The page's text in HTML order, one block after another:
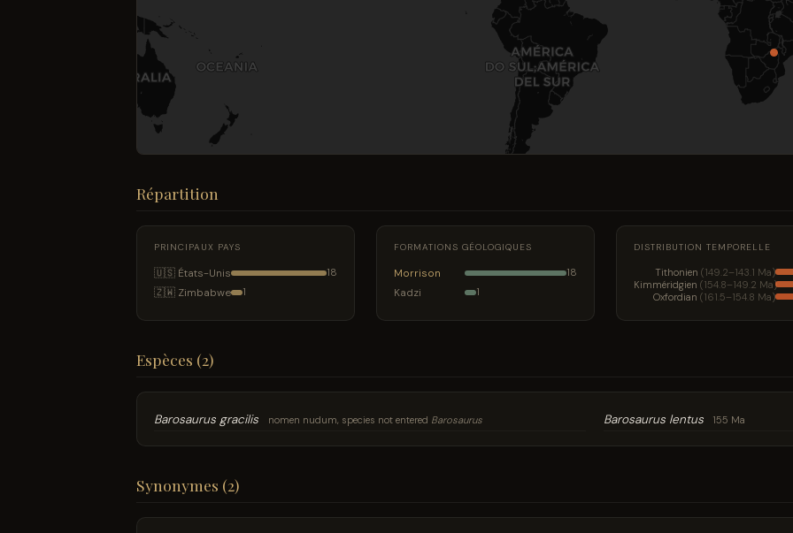
Répartition
PRINCIPAUX PAYS
🇺🇸 États-Unis 18
🇿🇼 Zimbabwe 1
FORMATIONS GÉOLOGIQUES
Morrison 18
Kadzi 1
DISTRIBUTION TEMPORELLE
Tithonien (149.2–143.1 Ma)
Kimméridgien (154.8–149.2 Ma)
Oxfordian (161.5–154.8 Ma)
Espèces (2)
Barosaurus gracilis nomen nudum, species not entered Barosaurus Barosaurus lentus 155 Ma
Synonymes (2)